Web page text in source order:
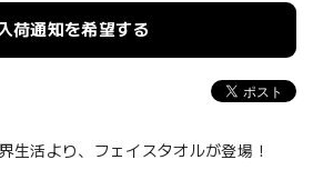
荷通知を希望する
生活より、フェイスタオルが登場！